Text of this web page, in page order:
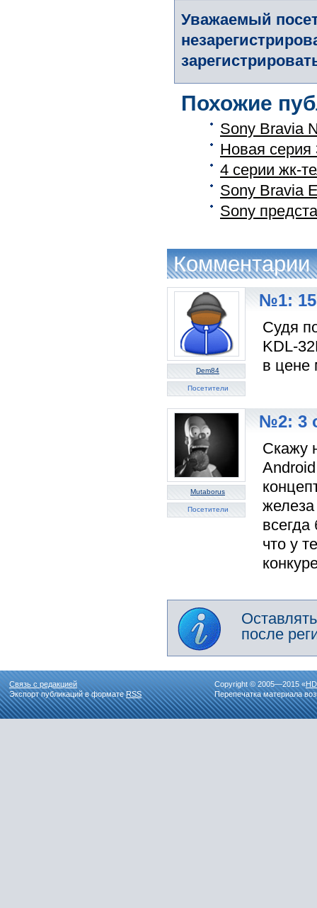
Уважаемый
Похожие
Sony Bravia
Новая серия
4 серии жк-
Sony Bravia
Sony
Комментарии
Dem84
Посетители
№1: 15
Судя
KDL-
в цене
Mutaborus
Посетители
№2: 3
Скажу
железа
что у
после
Связь с редакцией
Экспорт публикаций в форматеRSS
Copyright © 2005—2015 «
Перепечатка материала